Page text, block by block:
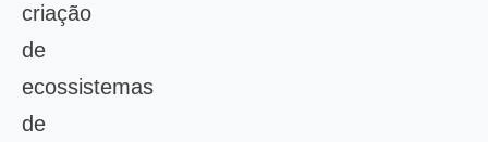
criação
de
ecossistemas
de